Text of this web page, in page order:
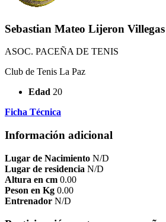
Sebastian Mateo Lijeron Villegas
ASOC. PACEÑA DE TENIS
Club de Tenis La Paz
Edad 20
Ficha Técnica
Información adicional
Lugar de Nacimiento N/D
Lugar de residencia N/D
Altura en cm 0.00
Peson en Kg 0.00
Entrenador N/D